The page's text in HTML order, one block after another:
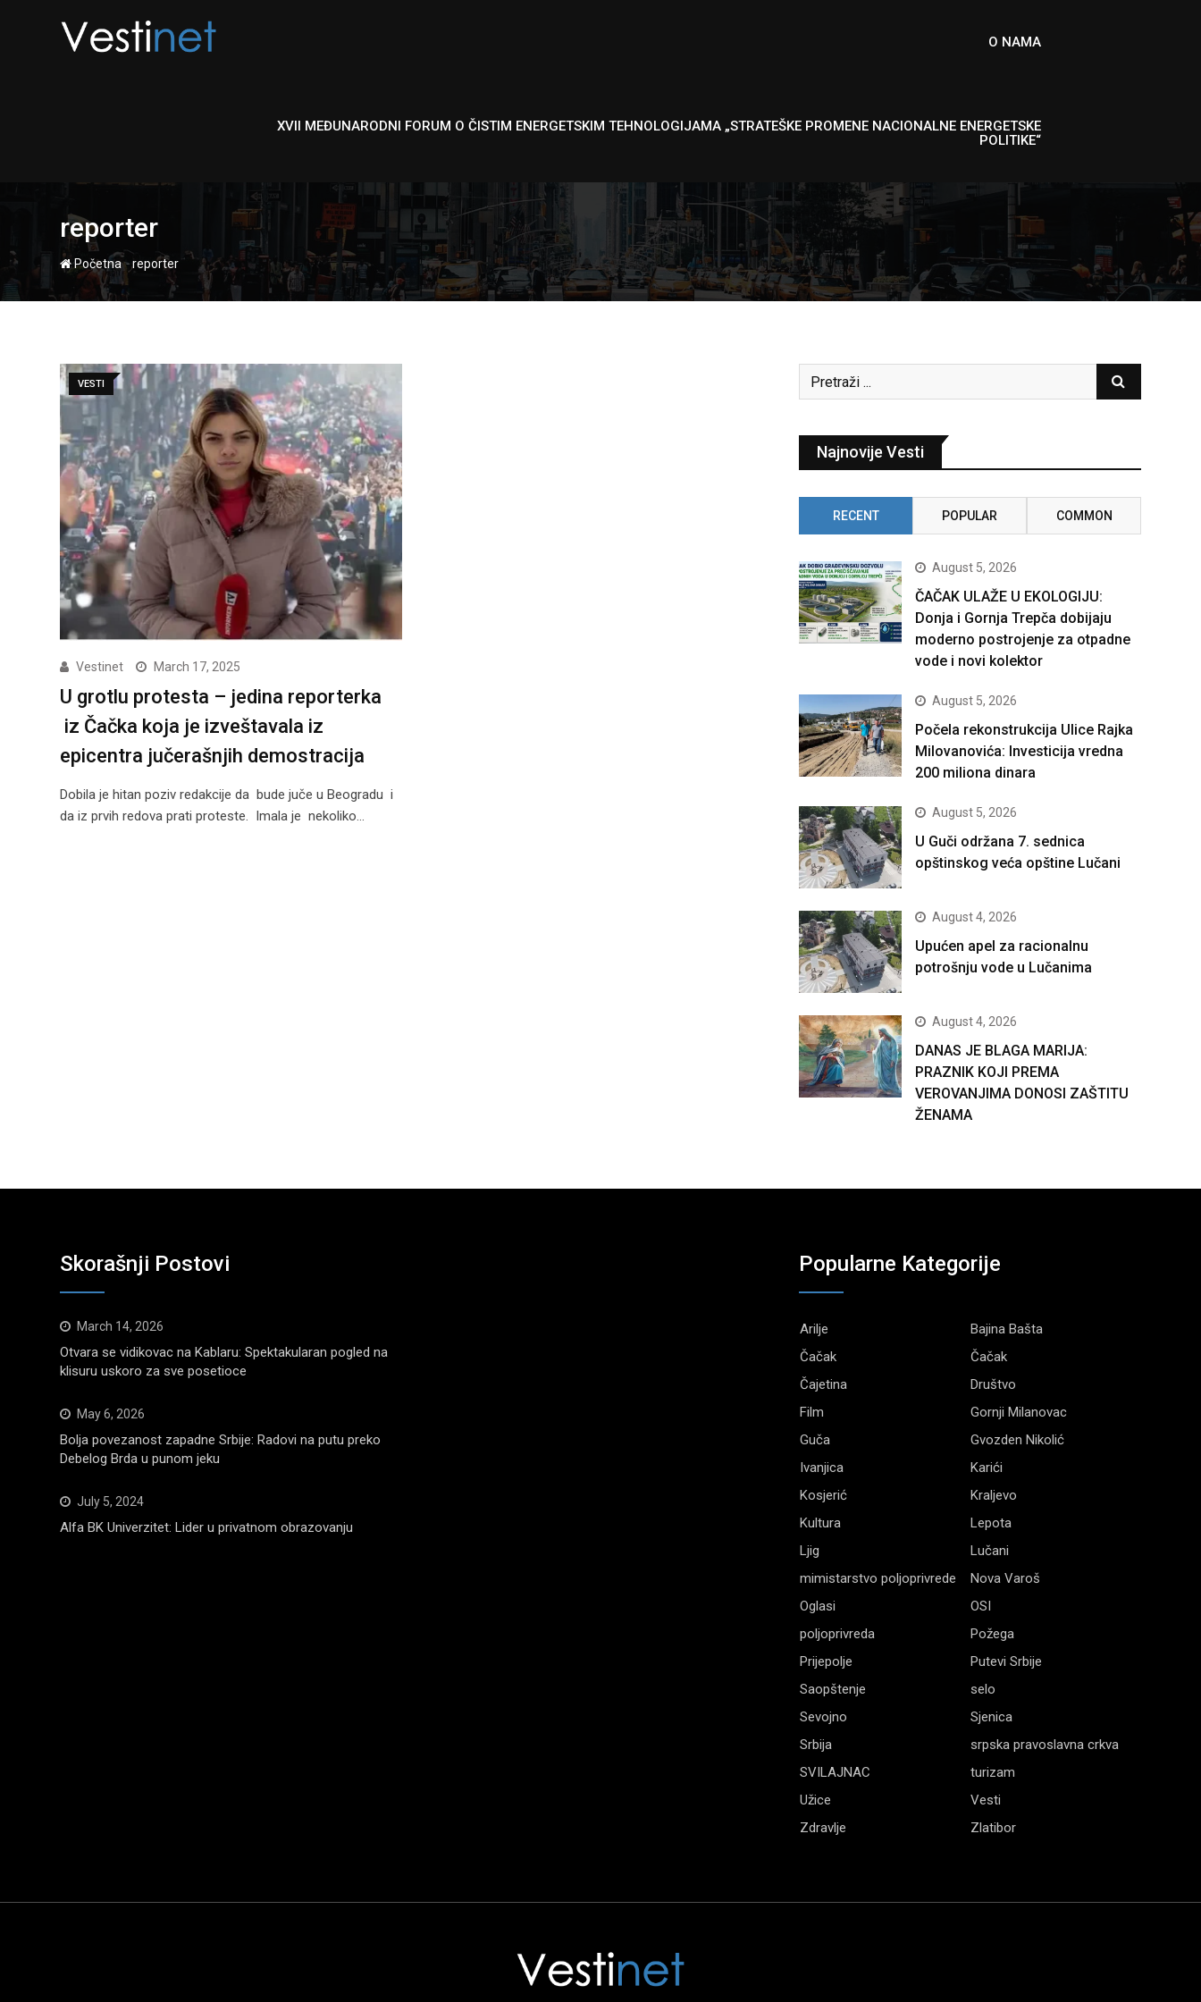
O NAMA
XVII MEĐUNARODNI FORUM O ČISTIM ENERGETSKIM TEHNOLOGIJAMA „STRATEŠKE PROMENE NACIONALNE ENERGETSKE
POLITIKE“
reporter
Početna-reporter
VESTI
Vestinet March 17, 2025
U grotlu protesta – jedina reporterka
iz Čačka koja je izveštavala iz
epicentra jučerašnjih demostracija
Dobila je hitan poziv redakcije da bude juče u Beogradu i
da iz prvih redova prati proteste. Imala je nekoliko…
Najnovije Vesti
RECENT POPULAR COMMON
August 5, 2026
ČAČAK ULAŽE U EKOLOGIJU:
Donja i Gornja Trepča dobijaju
moderno postrojenje za otpadne
vode i novi kolektor
August 5, 2026
Počela rekonstrukcija Ulice Rajka
Milovanovića: Investicija vredna
200 miliona dinara
August 5, 2026
U Guči održana 7. sednica
opštinskog veća opštine Lučani
August 4, 2026
Upućen apel za racionalnu
potrošnju vode u Lučanima
August 4, 2026
DANAS JE BLAGA MARIJA:
PRAZNIK KOJI PREMA
VEROVANJIMA DONOSI ZAŠTITU
ŽENAMA
Skorašnji Postovi
March 14, 2026
Otvara se vidikovac na Kablaru: Spektakularan pogled na
klisuru uskoro za sve posetioce
May 6, 2026
Bolja povezanost zapadne Srbije: Radovi na putu preko
Debelog Brda u punom jeku
July 5, 2024
Alfa BK Univerzitet: Lider u privatnom obrazovanju
Popularne Kategorije
Arilje
Bajina Bašta
Čačak
Čačak
Čajetina
Društvo
Film
Gornji Milanovac
Guča
Gvozden Nikolić
Ivanjica
Karići
Kosjerić
Kraljevo
Kultura
Lepota
Ljig
Lučani
mimistarstvo poljoprivrede
Nova Varoš
Oglasi
OSI
poljoprivreda
Požega
Prijepolje
Putevi Srbije
Saopštenje
selo
Sevojno
Sjenica
Srbija
srpska pravoslavna crkva
SVILAJNAC
turizam
Užice
Vesti
Zdravlje
Zlatibor